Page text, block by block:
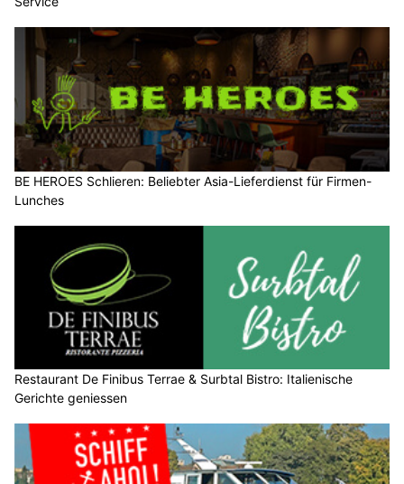
BE HEROES Schlieren: Beliebter Asia-Lieferdienst für Firmen-
Lunches
Restaurant De Finibus Terrae & Surbtal Bistro: Italienische
Gerichte geniessen